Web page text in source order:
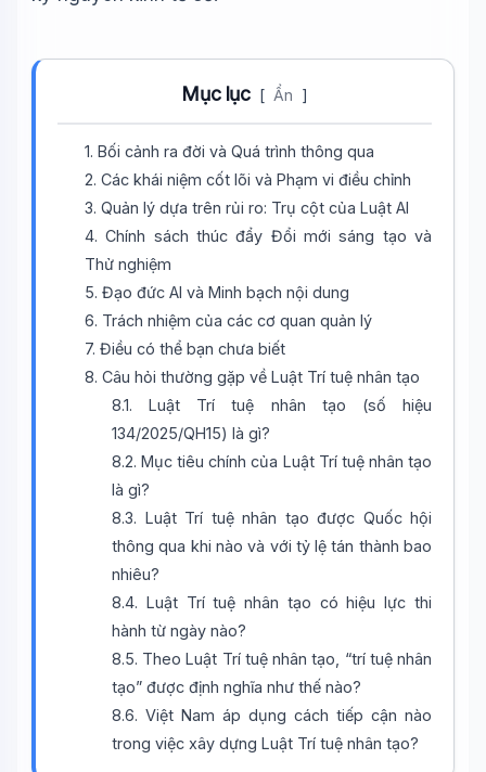
Mục lục [ Ẩn ]
1. Bối cảnh ra đời và Quá trình thông qua
2. Các khái niệm cốt lõi và Phạm vi điều chỉnh
3. Quản lý dựa trên rủi ro: Trụ cột của Luật AI
4. Chính sách thúc đẩy Đổi mới sáng tạo và
Thử nghiệm
5. Đạo đức AI và Minh bạch nội dung
6. Trách nhiệm của các cơ quan quản lý
7. Điều có thể bạn chưa biết
8. Câu hỏi thường gặp về Luật Trí tuệ nhân tạo
8.1. Luật Trí tuệ nhân tạo (số hiệu
134/2025/QH15) là gì?
8.2. Mục tiêu chính của Luật Trí tuệ nhân tạo
là gì?
8.3. Luật Trí tuệ nhân tạo được Quốc hội
thông qua khi nào và với tỷ lệ tán thành bao
nhiêu?
8.4. Luật Trí tuệ nhân tạo có hiệu lực thi
hành từ ngày nào?
8.5. Theo Luật Trí tuệ nhân tạo, “trí tuệ nhân
tạo” được định nghĩa như thế nào?
8.6. Việt Nam áp dụng cách tiếp cận nào
trong việc xây dựng Luật Trí tuệ nhân tạo?
🤖Wiki Trợ Lý
Sẵn sàng hỗ trợ
🎓
Xin chào!